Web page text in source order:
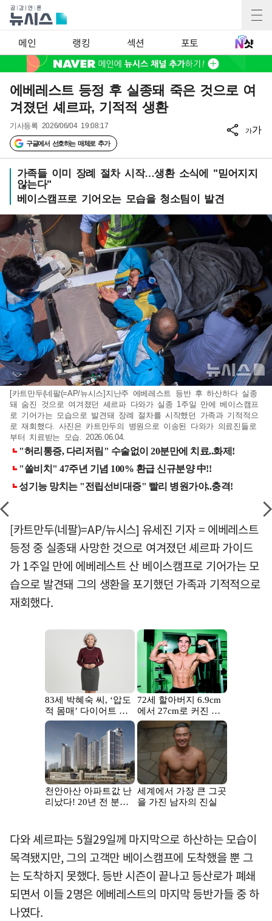
메인 랭킹 섹션 포토
에베레스트 등정 후 실종돼 죽은 것으로 여
겨졌던 셰르파, 기적적 생환
기사등록 2026/06/04 19:08:17
구글에서 선호하는 매체로 추가
가가
가족들 이미 장례 절차 시작…생환 소식에 "믿어지지
않는다"
베이스캠프로 기어오는 모습을 청소팀이 발견
[카트만두(네팔(=AP/뉴시스]지난주 에베레스트 등반 후 하산하다 실종
돼 숨진 것으로 여겨졌던 셰르파 다와가 실종 1주일 만에 베이스캠프
로 기어가는 모습으로 발견돼 장례 절차를 시작했던 가족과 기적적으
로 재회했다. 사진은 카트만두의 병원으로 이송된 다와가 의료진들로
부터 치료받는 모습. 2026.06.04.
[카트만두(네팔)=AP/뉴시스] 유세진 기자 = 에베레스트
등정 중 실종돼 사망한 것으로 여겨졌던 셰르파 가이드
가 1주일 만에 에베레스트 산 베이스캠프로 기어가는 모
습으로 발견돼 그의 생환을 포기했던 가족과 기적적으로
재회했다.
다와 셰르파는 5월29일께 마지막으로 하산하는 모습이
목격됐지만, 그의 고객만 베이스캠프에 도착했을 뿐 그
는 도착하지 못했다. 등반 시즌이 끝나고 등산로가 폐쇄
되면서 이들 2명은 에베레스트의 마지막 등반가들 중 하
나였다.